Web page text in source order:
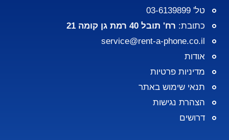
טל' 03-6139899
כתובת: רח' תובל 40 רמת גן קומה 21
service@rent-a-phone.co.il
אודות
מדיניות פרטיות
תנאי שימוש באתר
הצהרת נגישות
דרושים